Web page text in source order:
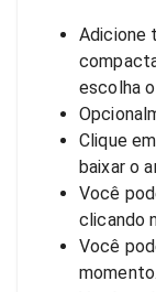
Adicione
escolha
Clique em
baixar o
Você
clicando
Você
momento.